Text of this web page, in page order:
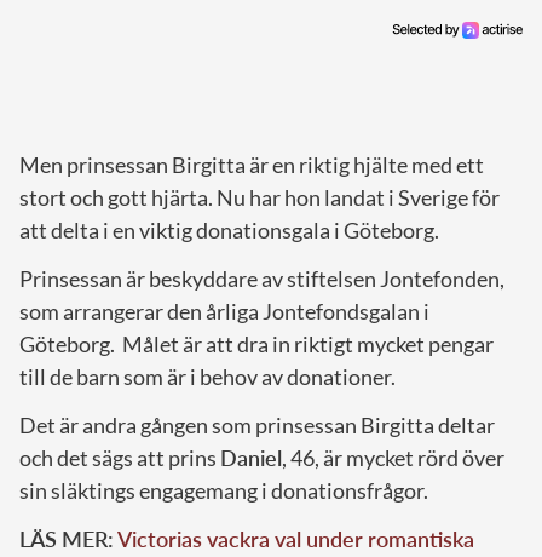
Men prinsessan Birgitta är en riktig hjälte med ett
stort och gott hjärta. Nu har hon landat i Sverige för
att delta i en viktig donationsgala i Göteborg.
Prinsessan är beskyddare av stiftelsen Jontefonden,
som arrangerar den årliga Jontefondsgalan i
Göteborg. Målet är att dra in riktigt mycket pengar
till de barn som är i behov av donationer.
Det är andra gången som prinsessan Birgitta deltar
och det sägs att prins Daniel, 46, är mycket rörd över
sin släktings engagemang i donationsfrågor.
LÄS MER:Victorias vackra val under romantiska